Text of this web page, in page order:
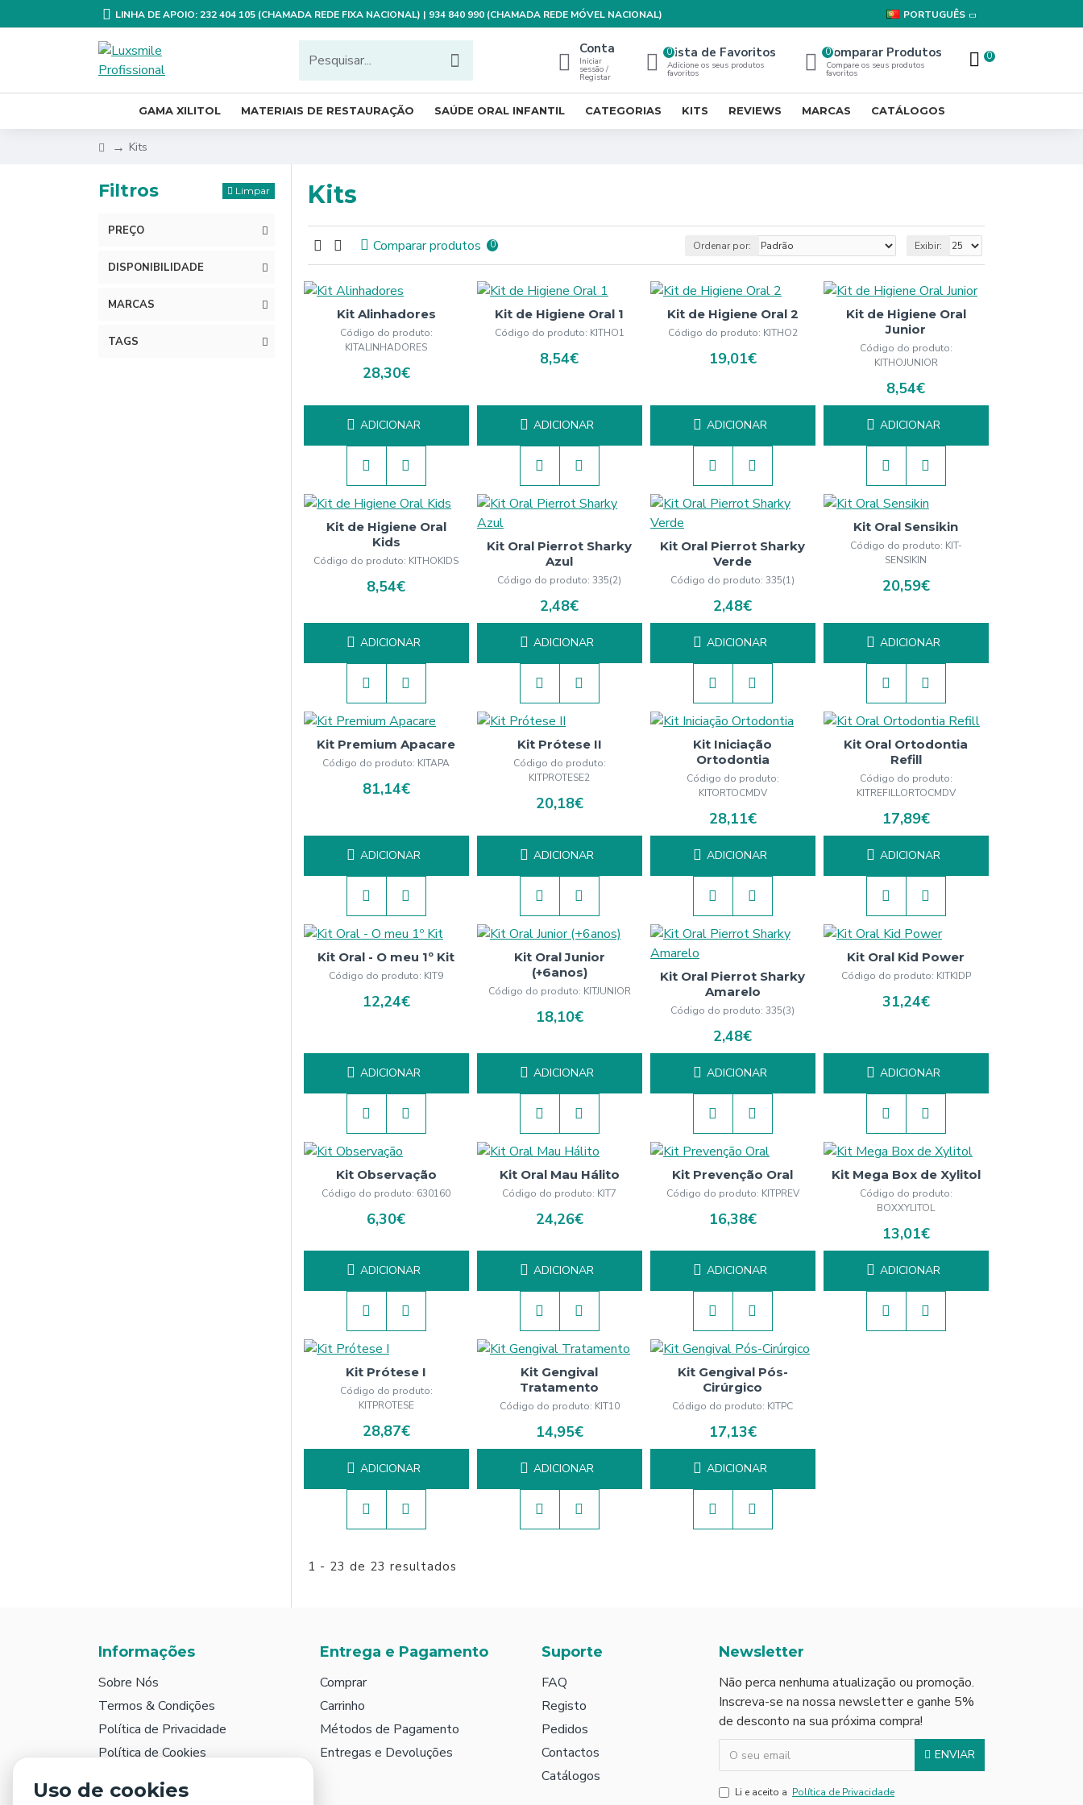
LINHA DE APOIO: 232 404 105 (CHAMADA REDE FIXA NACIONAL) | 934 840 990 (CHAMADA REDE MÓVEL NACIONAL) PORTUGUÊS
Conta
Iniciar
sessão /
Registar
Lista de Favoritos
Adicione os seus produtos
favoritos
0 Comparar Produtos
Compare os seus produtos
favoritos
0 0
GAMA XILITOL MATERIAIS DE RESTAURAÇÃO SAÚDE ORAL INFANTIL CATEGORIAS KITS REVIEWS MARCAS CATÁLOGOS
Kits
Filtros Limpar
PREÇO
MARCAS
TAGS
DISPONIBILIDADE
Kits
Comparar produtos 0 Ordenar por: Exibir:
Código do produto:
KITALINHADORES
Kit Alinhadores
28,30€
ADICIONAR
Código do produto: KITHO1
Kit de Higiene Oral 1
8,54€
ADICIONAR
Código do produto: KITHO2
Kit de Higiene Oral 2
19,01€
ADICIONAR
Código do produto:
KITHOJUNIOR
Kit de Higiene Oral
Junior
8,54€
ADICIONAR
Código do produto: KITHOKIDS
Kit de Higiene Oral
Kids
8,54€
ADICIONAR
Código do produto: 335(2)
Kit Oral Pierrot Sharky
Azul
2,48€
ADICIONAR
Código do produto: 335(1)
Kit Oral Pierrot Sharky
Verde
2,48€
ADICIONAR
Código do produto: KIT-
SENSIKIN
Kit Oral Sensikin
20,59€
ADICIONAR
Código do produto: KITAPA
Kit Premium Apacare
81,14€
ADICIONAR
Código do produto:
KITPROTESE2
Kit Prótese II
20,18€
ADICIONAR
Código do produto:
KITORTOCMDV
Kit Iniciação
Ortodontia
28,11€
ADICIONAR
Código do produto:
KITREFILLORTOCMDV
Kit Oral Ortodontia
Refill
17,89€
ADICIONAR
Código do produto: KIT9
Kit Oral - O meu 1º Kit
12,24€
ADICIONAR
Código do produto: KITJUNIOR
Kit Oral Junior
(+6anos)
18,10€
ADICIONAR
Código do produto: 335(3)
Kit Oral Pierrot Sharky
Amarelo
2,48€
ADICIONAR
Código do produto: KITKIDP
Kit Oral Kid Power
31,24€
ADICIONAR
Código do produto: 630160
Kit Observação
6,30€
ADICIONAR
Código do produto: KIT7
Kit Oral Mau Hálito
24,26€
ADICIONAR
Código do produto: KITPREV
Kit Prevenção Oral
16,38€
ADICIONAR
Código do produto:
BOXXYLITOL
Kit Mega Box de Xylitol
13,01€
ADICIONAR
Código do produto:
KITPROTESE
Kit Prótese I
28,87€
ADICIONAR
Código do produto: KIT10
Kit Gengival
Tratamento
14,95€
ADICIONAR
Código do produto: KITPC
Kit Gengival Pós-
Cirúrgico
17,13€
ADICIONAR
1 - 23 de 23 resultados
Informações
Sobre Nós
Termos & Condições
Política de Privacidade
Política de Cookies
Livro de Reclamações
Entrega e Pagamento
Comprar
Carrinho
Métodos de Pagamento
Entregas e Devoluções
Suporte
FAQ
Registo
Pedidos
Contactos
Catálogos
Newsletter
Não perca nenhuma atualização ou promoção.
Inscreva-se na nossa newsletter e ganhe 5%
de desconto na sua próxima compra!
ENVIAR
Li e aceito a Política de Privacidade
Uso de cookies